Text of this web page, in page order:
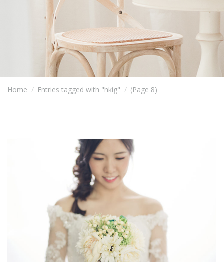
Home Entries tagged with "hkig" (Page 8)